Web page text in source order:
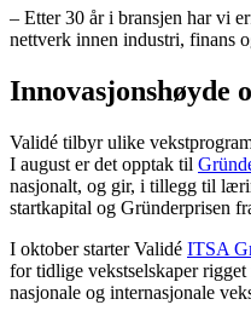
– Etter 30 år i bransjen har vi
nettverk innen industri, finans
Innovasjonshøyde
Validé tilbyr ulike
I august er det opptak til
nasjonalt, og gir, i tillegg til
startkapital og Gründerprisen
I oktober starter Validé ITSA
for tidlige vekstselskaper
nasjonale og internasjonale